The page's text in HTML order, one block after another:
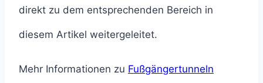
direkt zu dem entsprechenden Bereich in
diesem Artikel weitergeleitet.
Mehr Informationen zu Fußgängertunneln